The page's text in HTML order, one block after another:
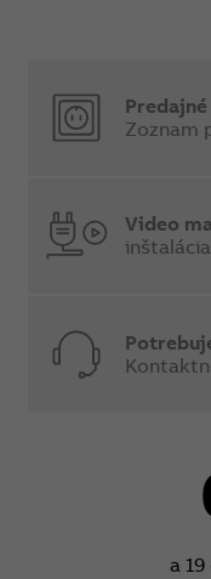
Zoznam
Video
a